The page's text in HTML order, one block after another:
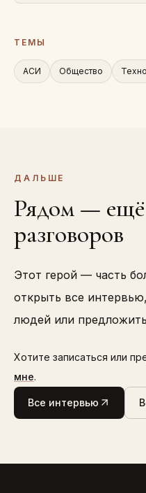
ТЕМЫ
АСИ Общество
ДАЛЬШЕ
Рядом —
разговоров
Этот герой — часть
открыть все
людей или
Хотите записаться или
мне.
Все интервью